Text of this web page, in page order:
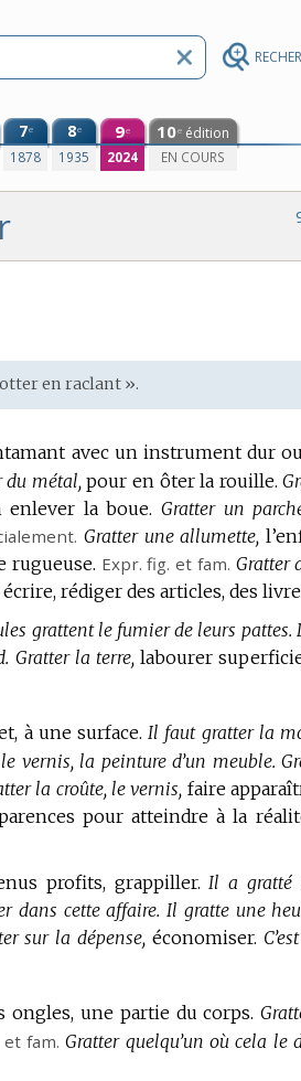
7e
1878
8e
1935
9e
2024
10e édition
EN COURS
en raclant ».
avec un instrument dur
du métal, pour en ôter la rouille.
enlever la boue. Gratter un
Gratter une allumette,
rugueuse. Expr. fig. et fam. Gratter
écrire, rédiger des articles, des
grattent le fumier de leurs pattes.
Gratter la terre, labourer
à une surface. Il faut gratter la
vernis, la peinture d’un meuble.
la croûte, le vernis, faire
pour atteindre à la
profits, grappiller. Il a gratté
dans cette affaire. Il gratte une
sur la dépense, économiser.
ongles, une partie du corps.
et fam. Gratter quelqu’un où cela le